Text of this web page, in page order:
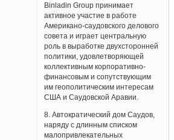
Binladin Group принимает
активное участие в работе
Американо-саудовского делового
совета и играет центральную
роль в выработке двухсторонней
политики, удовлетворяющей
коллективным корпоративно-
финансовым и сопутствующим
им геополитическим интересам
США и Саудовской Аравии.
8. Автократический дом Саудов,
наряду с длинным списком
малопривлекательных